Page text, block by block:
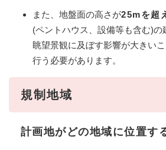
また、地盤面の高さが25mを超
(ペントハウス、設備等も含む)の
眺望景観に及ぼす影響が大きいこ
行う必要があります。
規制地域
計画地がどの地域に位置す